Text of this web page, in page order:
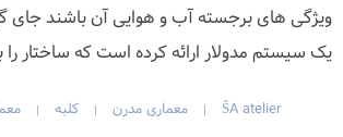
یک سیستم مدولار ارائه کرده است که ساختار را
ŠA atelier
| معماری مدرن | کلبه |